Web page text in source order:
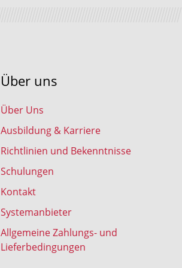
Über uns
Über Uns
Ausbildung & Karriere
Richtlinien und Bekenntnisse
Schulungen
Kontakt
Systemanbieter
Allgemeine Zahlungs- und
Lieferbedingungen